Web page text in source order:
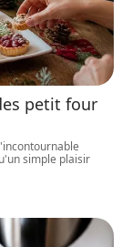
petit four
simple plaisir